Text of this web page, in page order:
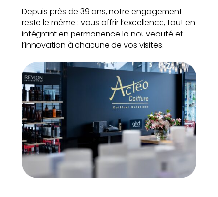
Depuis près de 39 ans, notre engagement
reste le même : vous offrir l’excellence, tout en
intégrant en permanence la nouveauté et
l’innovation à chacune de vos visites.